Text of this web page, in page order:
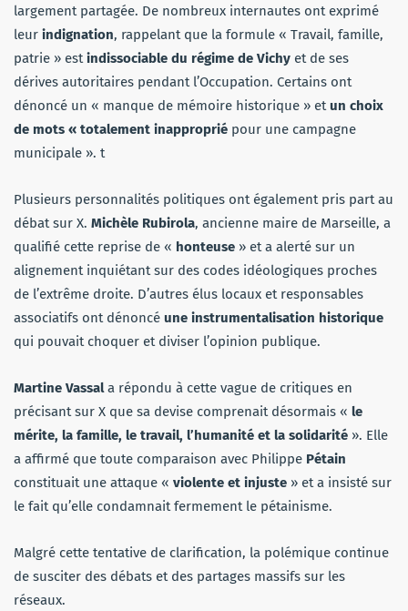
largement partagée. De nombreux internautes ont exprimé
leur indignation, rappelant que la formule « Travail, famille,
patrie » estindissociable du régime de Vichy et de ses
dérives autoritaires pendant l’Occupation. Certains ont
dénoncé un « manque de mémoire historique » etun choix
de mots « totalement inapproprié pour une campagne
municipale ». t
Plusieurs personnalités politiques ont également pris part au
débat sur X. Michèle Rubirola, ancienne maire de Marseille, a
qualifié cette reprise de « honteuse » et a alerté sur un
alignement inquiétant sur des codes idéologiques proches
de l’extrême droite. D’autres élus locaux et responsables
associatifs ont dénoncé une instrumentalisation historique
qui pouvait choquer et diviser l’opinion publique.
Martine Vassala répondu à cette vague de critiques en
précisant sur X que sa devise comprenait désormais « le
mérite, la famille, le travail, l’humanité et la solidarité ». Elle
a affirmé que toute comparaison avec Philippe Pétain
constituait une attaque « violente et injuste » et a insisté sur
le fait qu’elle condamnait fermement le pétainisme.
Malgré cette tentative de clarification, la polémique continue
de susciter des débats et des partages massifs sur les
réseaux.